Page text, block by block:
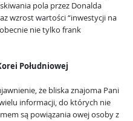
pola przez Donalda
wzrost wartości “inwestycji na
obecnie nie tylko frank
Południowej
że bliska znajoma Pani
informacji, do których nie
są powiązania owej osoby z